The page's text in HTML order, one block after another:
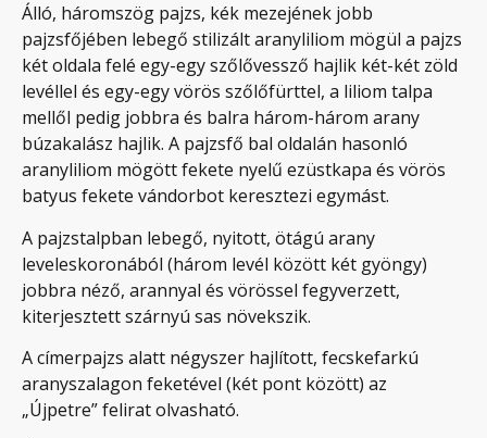
Álló, háromszög pajzs, kék mezejének jobb
pajzsfőjében lebegő stilizált aranyliliom mögül a pajzs
két oldala felé egy-egy szőlővessző hajlik két-két zöld
levéllel és egy-egy vörös szőlőfürttel, a liliom talpa
mellől pedig jobbra és balra három-három arany
búzakalász hajlik. A pajzsfő bal oldalán hasonló
aranyliliom mögött fekete nyelű ezüstkapa és vörös
batyus fekete vándorbot keresztezi egymást.
A pajzstalpban lebegő, nyitott, ötágú arany
leveleskoronából (három levél között két gyöngy)
jobbra néző, arannyal és vörössel fegyverzett,
kiterjesztett szárnyú sas növekszik.
A címerpajzs alatt négyszer hajlított, fecskefarkú
aranyszalagon feketével (két pont között) az
„Újpetre” felirat olvasható.